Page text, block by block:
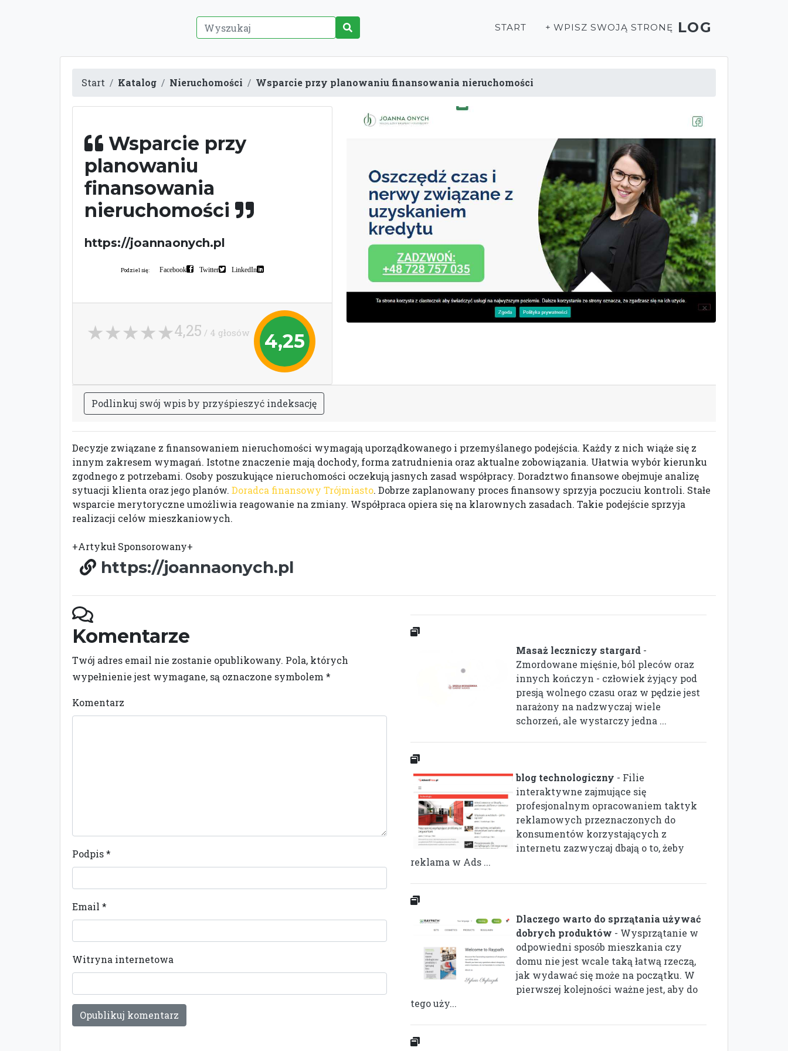
START + WPISZ SWOJĄ STRONĘ LOG
Start Katalog Nieruchomości Wsparcie przy planowaniu finansowania nieruchomości
Wsparcie przy
planowaniu
finansowania
nieruchomości
https://joannaonych.pl
Podziel się: Facebook Twitter LinkedIn
4,25
4,25 / 4 głosów
Podlinkuj swój wpisby przyśpieszyć indeksację
Decyzje związane z finansowaniem nieruchomości wymagają uporządkowanego i przemyślanego podejścia. Każdy z nich wiąże się z
innym zakresem wymagań. Istotne znaczenie mają dochody, forma zatrudnienia oraz aktualne zobowiązania. Ułatwia wybór kierunku
zgodnego z potrzebami. Osoby poszukujące nieruchomości oczekują jasnych zasad współpracy. Doradztwo finansowe obejmuje analizę
sytuacji klienta oraz jego planów. Doradca finansowy Trójmiasto. Dobrze zaplanowany proces finansowy sprzyja poczuciu kontroli. Stałe
wsparcie merytoryczne umożliwia reagowanie na zmiany. Współpraca opiera się na klarownych zasadach. Takie podejście sprzyja
realizacji celów mieszkaniowych.
+Artykuł Sponsorowany+
https://joannaonych.pl
Komentarze
Twój adres email nie zostanie opublikowany. Pola, których
wypełnienie jest wymagane, są oznaczone symbolem *
Komentarz
Podpis*
Email *
Witryna internetowa
Masaż leczniczy stargard -
Zmordowane mięśnie, ból pleców oraz
innych kończyn - człowiek żyjący pod
presją wolnego czasu oraz w pędzie jest
narażony na nadzwyczaj wiele
schorzeń, ale wystarczy jedna ...
blog technologiczny - Filie
interaktywne zajmujące się
profesjonalnym opracowaniem taktyk
reklamowych przeznaczonych do
konsumentów korzystających z
internetu zazwyczaj dbają o to, żeby
reklama w Ads ...
Dlaczego warto do sprzątania używać
dobrych produktów - Wysprzątanie w
odpowiedni sposób mieszkania czy
domu nie jest wcale taką łatwą rzeczą,
jak wydawać się może na początku. W
pierwszej kolejności ważne jest, aby do
tego uży...